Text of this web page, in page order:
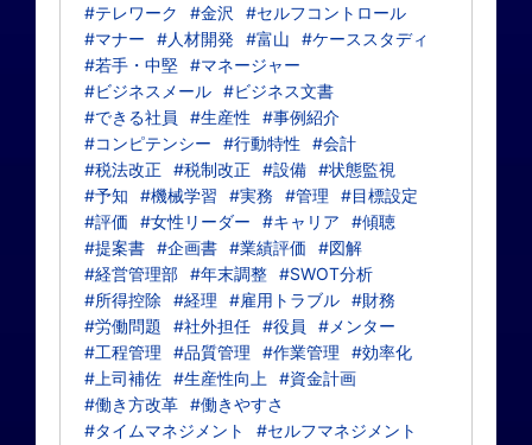
#テレワーク
#金沢
#セルフコントロール
#マナー
#人材開発 #富山
#ケーススタディ
#若手・中堅 #マネージャー
#ビジネスメール #ビジネス文書
#できる社員
#生産性
#事例紹介
#コンピテンシー
#行動特性
#会計
#税法改正
#税制改正 #設備 #状態監視
#予知
#機械学習 #実務 #管理
#目標設定
#評価
#女性リーダー #キャリア
#傾聴
#提案書 #企画書 #業績評価
#図解
#経営管理部 #年末調整 #SWOT分析
#所得控除
#経理 #雇用トラブル #財務
#労働問題
#社外担任 #役員
#メンター
#工程管理
#品質管理 #作業管理
#効率化
#上司補佐 #生産性向上
#資金計画
#働き方改革 #働きやすさ
#タイムマネジメント
#セルフマネジメント